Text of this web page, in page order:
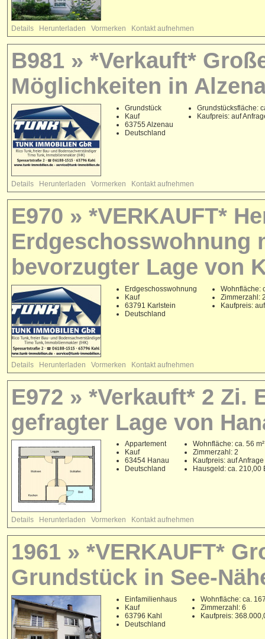
Details Herunterladen Vormerken Kontakt aufnehmen
B981 » *Verkauft*
Möglichkeiten in
Grundstück
Kauf
63755 Alzenau
Deutschland
Grundstücksfläche:
Kaufpreis: auf
Details Herunterladen Vormerken Kontakt aufnehmen
E970 » *VERKAUFT*
Erdgeschosswohnung
bevorzugter Lage von
Erdgeschosswohnung
Kauf
63791 Karlstein
Deutschland
Wohnfläche:
Zimmerzahl:
Kaufpreis:
Details Herunterladen Vormerken Kontakt aufnehmen
E972 » *Verkauft* 2 Zi.
gefragter Lage von
Appartement
Kauf
63454 Hanau
Deutschland
Wohnfläche: ca. 56 m²
Zimmerzahl: 2
Kaufpreis: auf Anfrage
Hausgeld: ca. 210,00
Details Herunterladen Vormerken Kontakt aufnehmen
1961 » *VERKAUFT*
Grundstück in See-
Einfamilienhaus
Kauf
63796 Kahl
Deutschland
Wohnfläche: ca.
Zimmerzahl: 6
Kaufpreis: